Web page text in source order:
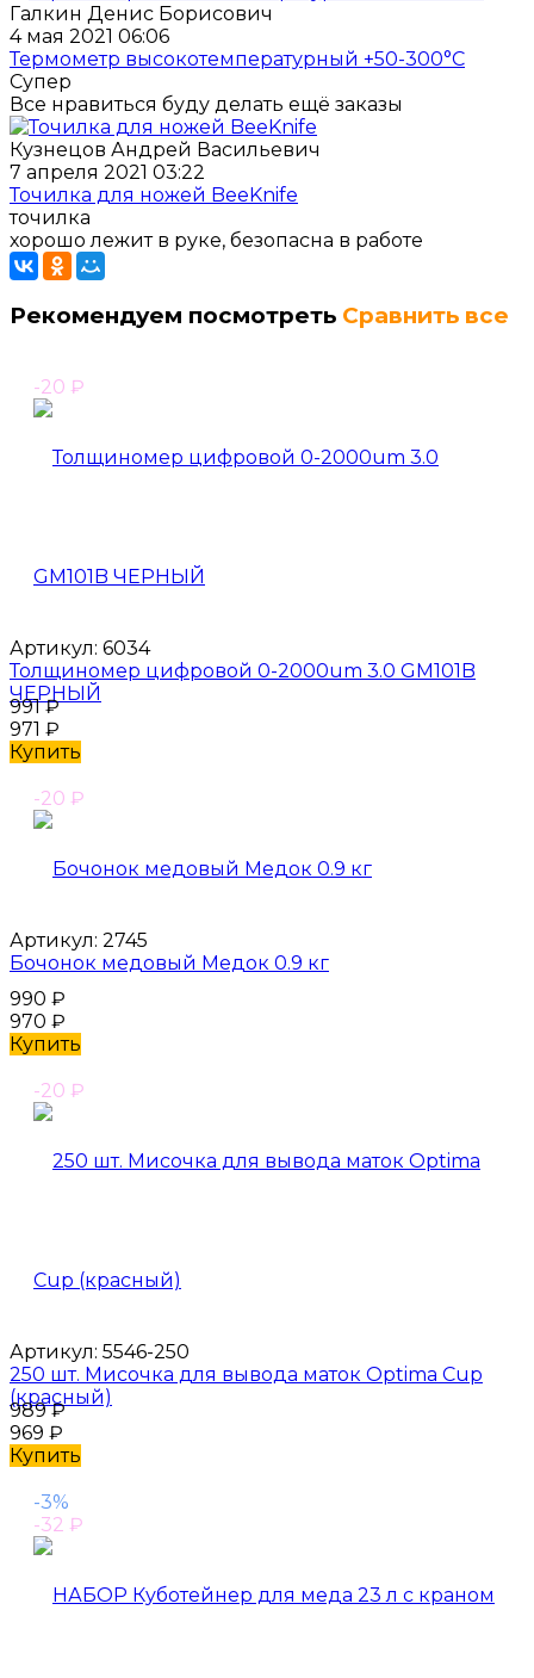
Галкин Денис Борисович
4 мая 2021 06:06
Термометр высокотемпературный +50-300°C
Супер
Все нравиться буду делать ещё заказы
Кузнецов Андрей Васильевич
7 апреля 2021 03:22
Точилка для ножей BeeKnife
точилка
хорошо лежит в руке, безопасна в работе
Рекомендуем посмотреть Сравнить все
-20 ₽
Артикул: 6034
Толщиномер цифровой 0-2000um 3.0 GM101B
ЧЕРНЫЙ
991₽
971 ₽
Купить
-20 ₽
Артикул: 2745
Бочонок медовый Медок 0.9 кг
990 ₽
970 ₽
Купить
-20 ₽
Артикул: 5546-250
250 шт. Мисочка для вывода маток Optima Cup
(красный)
989₽
969 ₽
Купить
-3%
-32 ₽